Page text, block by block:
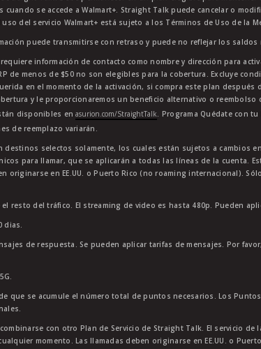
se accede a Walmart+. Straight Talk puede cancelar o
del servicio Walmart+ está sujeto a los Términos de Uso de la
puede transmitirse con retraso y puede no reflejar los saldos
información de contacto como nombre y dirección para
de menos de $50 no son elegibles para la cobertura. Excluye
en el momento de la activación, si compra este plan después
y le proporcionaremos un beneficio alternativo o reembolso
disponibles enasurion.com/StraightTalk. Programa Quédate con
de reemplazo variarán.
selectos solamente, los cuales están sujetos a cambios
para llamar, que se aplicarán a todas las líneas de la cuenta.
originarse en EE.UU. o Puerto Rico (no roaming internacional).
resto del tráfico. El streaming de video es hasta 480p. Pueden
dias.
de respuesta. Se pueden aplicar tarifas de mensajes. Por
que se acumule el número total de puntos necesarios. Los
con otro Plan de Servicio de Straight Talk. El servicio
momento. Las llamadas deben originarse en EE.UU. o